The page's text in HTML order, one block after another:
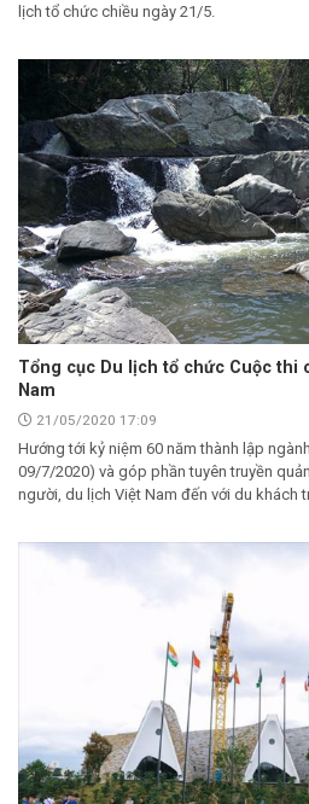
lịch tổ chức chiều ngày 21/5.
Tổng cục Du lịch tổ chức Cuộc thi
Nam
21/05/2020 17:09
Hướng tới kỷ niệm 60 năm thành lập
09/7/2020) và góp phần tuyên truyền
người, du lịch Việt Nam đến với du khách